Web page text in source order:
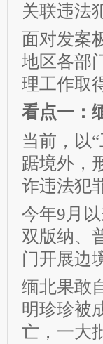
关联违法
面对发案
地区各部
理工作取
看点一：
当前，以
踞境外，
诈违法犯
今年9月
双版纳、
门开展边
缅北果敢
明珍珍被
亡，一大